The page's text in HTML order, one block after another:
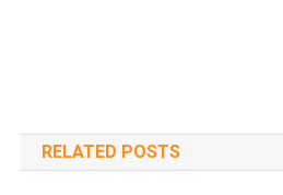
RELATED POSTS